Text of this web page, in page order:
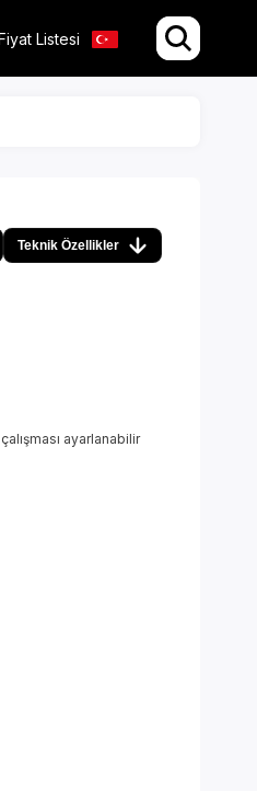
Listesi
Teknik Özellikler
ayarlanabilir